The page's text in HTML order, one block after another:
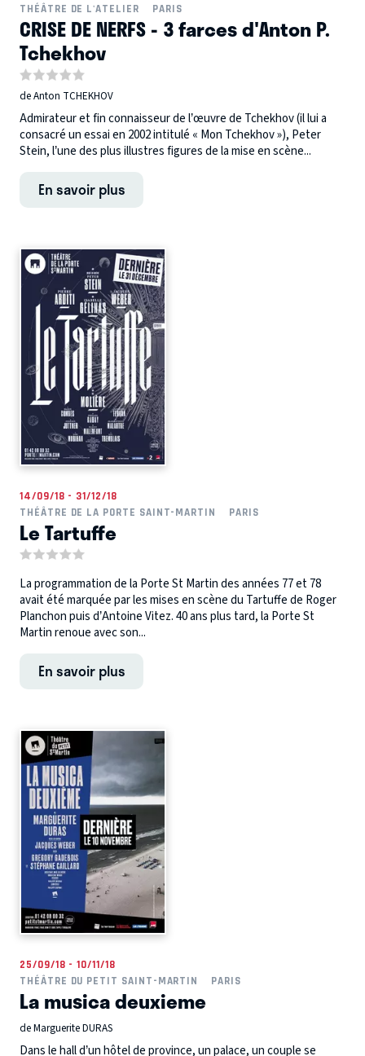
THÉÂTRE DE L'ATELIER
PARIS
CRISE DE NERFS - 3 farces d'Anton P.
Tchekhov
de Anton TCHEKHOV
Admirateur et fin connaisseur de l’œuvre de Tchekhov (il lui a
consacré un essai en 2002 intitulé « Mon Tchekhov »), Peter
Stein, l’une des plus illustres figures de la mise en scène...
En savoir plus
14/09/18 - 31/12/18
THÉÂTRE DE LA PORTE SAINT-MARTIN
PARIS
Le Tartuffe
La programmation de la Porte St Martin des années 77 et 78
avait été marquée par les mises en scène du Tartuffe de Roger
Planchon puis d’Antoine Vitez. 40 ans plus tard, la Porte St
Martin renoue avec son...
En savoir plus
25/09/18 - 10/11/18
THÉÂTRE DU PETIT SAINT-MARTIN
PARIS
La musica deuxieme
de Marguerite DURAS
Dans le hall d’un hôtel de province, un palace, un couple se